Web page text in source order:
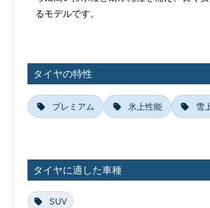
るモデルです。
タイヤの特性
プレミアム 氷上性能 雪
タイヤに適した車種
SUV